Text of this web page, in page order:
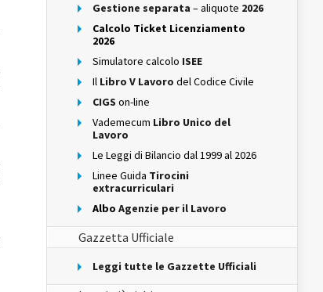
Gestione separata – aliquote 2026
Calcolo Ticket Licenziamento
2026
Simulatore calcolo ISEE
Il Libro V Lavoro del Codice Civile
CIGS on-line
Vademecum Libro Unico del
Lavoro
Le Leggi di Bilancio dal 1999 al 2026
Linee Guida Tirocini
extracurriculari
Albo Agenzie per il Lavoro
Gazzetta Ufficiale
Leggi tutte le Gazzette Ufficiali